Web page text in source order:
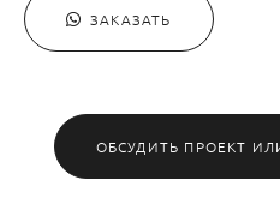
ЗАКАЗАТЬ
ОБСУДИТЬ ПРОЕКТ